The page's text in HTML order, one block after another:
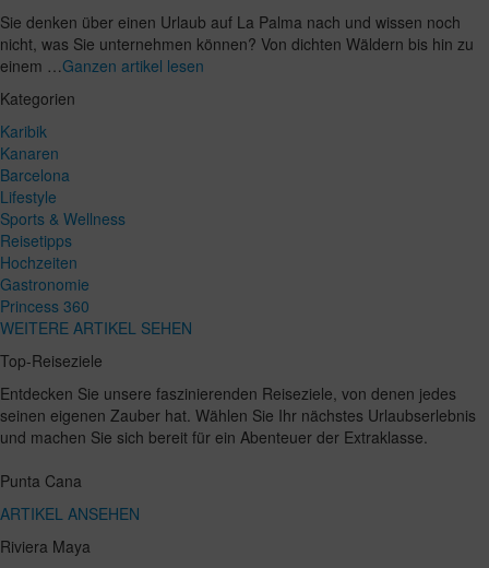
Sie denken über einen Urlaub auf La Palma nach und wissen noch
nicht, was Sie unternehmen können? Von dichten Wäldern bis hin zu
einem …Ganzen artikel lesen
Kategorien
Karibik
Kanaren
Barcelona
Lifestyle
Sports & Wellness
Reisetipps
Hochzeiten
Gastronomie
Princess 360
WEITERE ARTIKEL SEHEN
Top-Reiseziele
Entdecken Sie unsere faszinierenden Reiseziele, von denen jedes
seinen eigenen Zauber hat. Wählen Sie Ihr nächstes Urlaubserlebnis
und machen Sie sich bereit für ein Abenteuer der Extraklasse.
Punta Cana
ARTIKEL ANSEHEN
Riviera Maya